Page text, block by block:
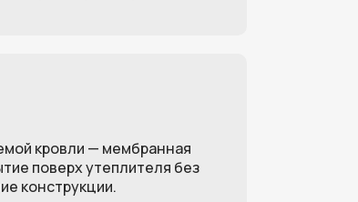
кровли — мембранная
поверх утеплителя без
конструкции.
работ